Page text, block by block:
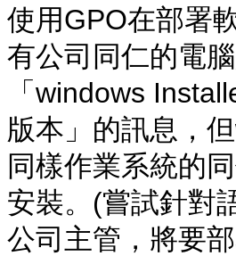
使用GPO在部署
有公司同仁的電
「windows
版本」的訊息，
同樣作業系統的
安裝。(嘗試針對
公司主管，將要